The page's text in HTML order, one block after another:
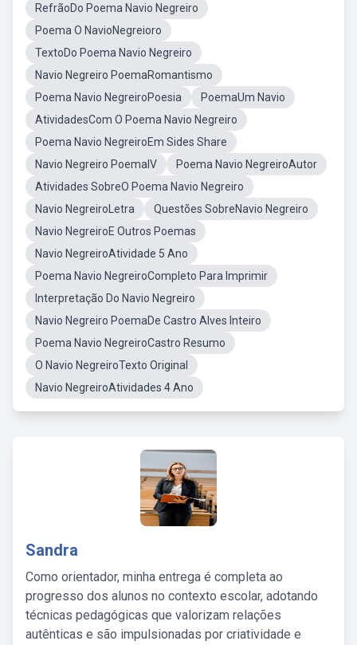
RefrãoDo Poema Navio Negreiro
Poema O NavioNegreioro
TextoDo Poema Navio Negreiro
Navio Negreiro PoemaRomantismo
Poema Navio NegreiroPoesia
PoemaUm Navio
AtividadesCom O Poema Navio Negreiro
Poema Navio NegreiroEm Sides Share
Navio Negreiro PoemaIV
Poema Navio NegreiroAutor
Atividades SobreO Poema Navio Negreiro
Navio NegreiroLetra
Questões SobreNavio Negreiro
Navio NegreiroE Outros Poemas
Navio NegreiroAtividade 5 Ano
Poema Navio NegreiroCompleto Para Imprimir
Interpretação Do Navio Negreiro
Navio Negreiro PoemaDe Castro Alves Inteiro
Poema Navio NegreiroCastro Resumo
O Navio NegreiroTexto Original
Navio NegreiroAtividades 4 Ano
Sandra
Como orientador, minha entrega é completa ao
progresso dos alunos no contexto escolar, adotando
técnicas pedagógicas que valorizam relações
autênticas e são impulsionadas por criatividade e